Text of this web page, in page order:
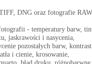
DNG oraz fotografie
- temperatury barw,
jaskrawości i nasycenia,
pozostałych barw, kontrast
i cienie, krosowanie,